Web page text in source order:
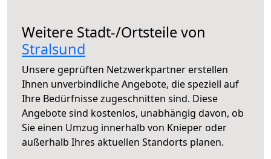
Weitere Stadt-/Ortsteile von
Stralsund
Unsere geprüften Netzwerkpartner erstellen
Ihnen unverbindliche Angebote, die speziell auf
Ihre Bedürfnisse zugeschnitten sind. Diese
Angebote sind kostenlos, unabhängig davon, ob
Sie einen Umzug innerhalb von Knieper oder
außerhalb Ihres aktuellen Standorts planen.